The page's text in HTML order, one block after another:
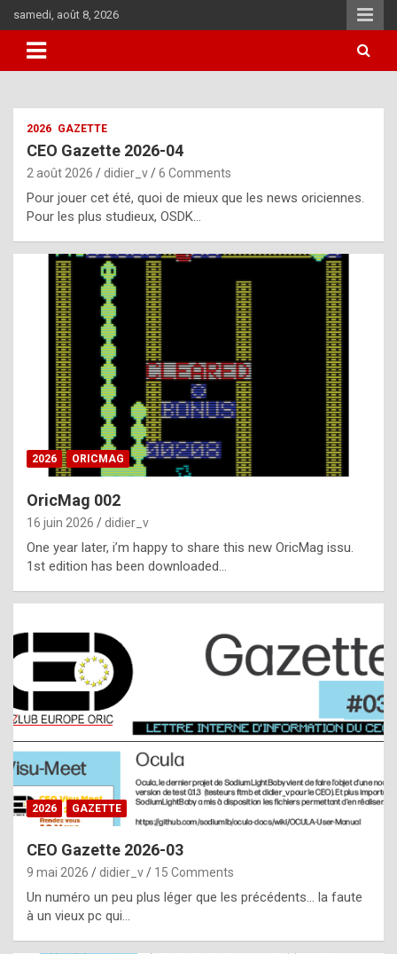
to
content
samedi, août 8, 2026
i
u
l
y
d
i
ff
i
l
t
t
s
t
a
s
i
e
f
2026 GAZETTE
CEO Gazette 2026-04
2 août 2026 didier_v 6 Comments
Pour jouer cet été, quoi de mieux que les news oriciennes.
Pour les plus studieux, OSDK…
2026 ORICMAG
OricMag 002
16 juin 2026 didier_v
One year later, i’m happy to share this new OricMag issu.
1st edition has been downloaded…
2026 GAZETTE
CEO Gazette 2026-03
9 mai 2026 didier_v 15 Comments
Un numéro un peu plus léger que les précédents… la faute
à un vieux pc qui…